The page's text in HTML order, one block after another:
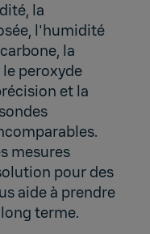
la
l'humidité
la
peroxyde
et la
mesures
pour des
aide à prendre
terme.